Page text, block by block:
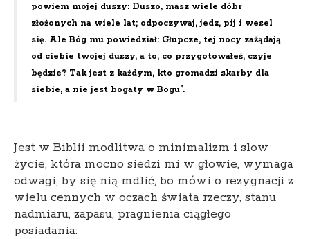
powiem mojej duszy: Duszo, masz wiele dóbr
złożonych na wiele lat; odpoczywaj, jedz, pij i wesel
się. Ale Bóg mu powiedział: Głupcze, tej nocy zażądają
od ciebie twojej duszy, a to, co przygotowałeś, czyje
będzie? Tak jest z każdym, kto gromadzi skarby dla
siebie, a nie jest bogaty w Bogu”.
Jest w Biblii modlitwa o minimalizm i slow
życie, która mocno siedzi mi w głowie, wymaga
odwagi, by się nią mdlić, bo mówi o rezygnacji z
wielu cennych w oczach świata rzeczy, stanu
nadmiaru, zapasu, pragnienia ciągłego
posiadania: